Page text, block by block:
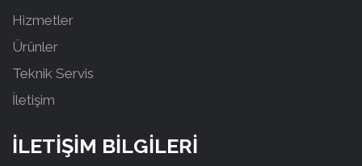
Hizmetler
Ürünler
Teknik Servis
İletişim
İLETİŞİM BİLGİLERİ